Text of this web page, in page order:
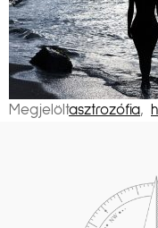
Megjelöltasztrozófia,